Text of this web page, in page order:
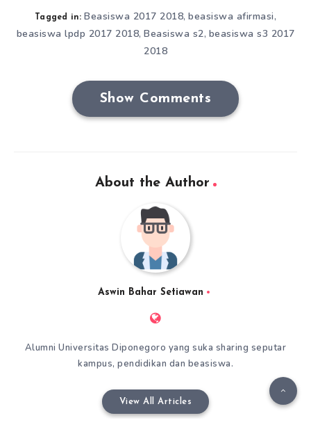
Tagged in: Beasiswa 2017 2018, beasiswa afirmasi,
beasiswa lpdp 2017 2018, Beasiswa s2, beasiswa s3 2017
2018
Show Comments
About the Author
Aswin Bahar Setiawan
Alumni Universitas Diponegoro yang suka sharing seputar
kampus, pendidikan dan beasiswa.
View All Articles